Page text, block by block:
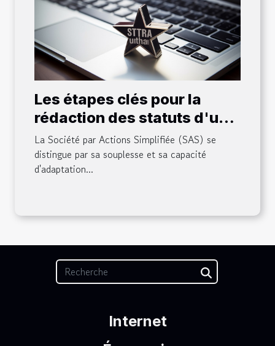
Les étapes clés pour la
rédaction des statuts d'une
SAS
La Société par Actions Simplifiée (SAS) se
distingue par sa souplesse et sa capacité
d'adaptation...
Internet